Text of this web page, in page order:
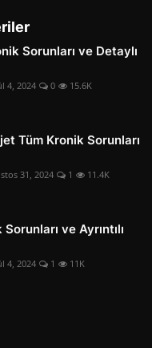
Sorunları ve Detaylı
4, 2024 0 15.6K
Tüm Kronik Sorunları
31, 2024 1 11.4K
ve Ayrıntılı
4, 2024 1 11K